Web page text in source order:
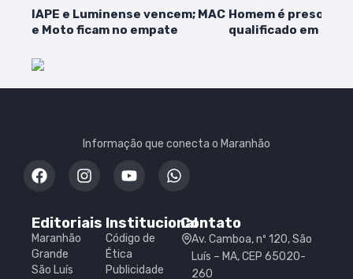
IAPE e Luminense vencem; MAC
e Moto ficam no empate
Homem é preso
qualificado em
Informação que conecta o Maranhão
Editoriais
Maranhão
Grande
São Luís
Institucional
Código de
Ética
Publicidade
Contato
Av. Camboa, nº 120, São
Luís – MA, CEP 65020-
260